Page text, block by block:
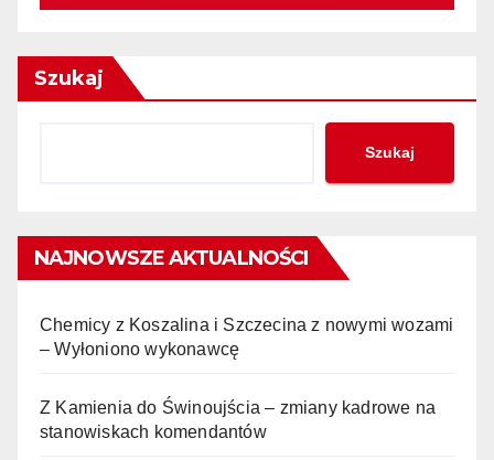
Szukaj
Szukaj
NAJNOWSZE AKTUALNOŚCI
Chemicy z Koszalina i Szczecina z nowymi wozami
– Wyłoniono wykonawcę
Z Kamienia do Świnoujścia – zmiany kadrowe na
stanowiskach komendantów